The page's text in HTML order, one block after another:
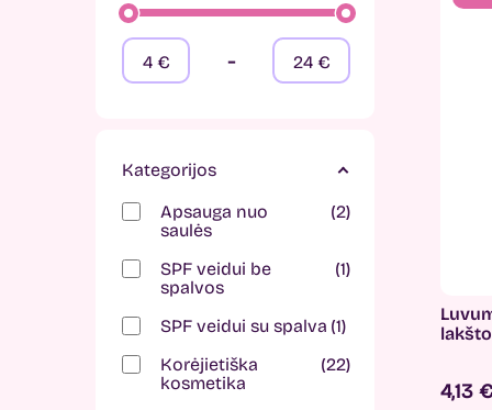
4€ - 24€
Kategorijos
Apsauga nuo
saulės
2
SPF veidui be
spalvos
1
SPF veidui su spalva 1
Korėjietiška
kosmetika
22
4,13